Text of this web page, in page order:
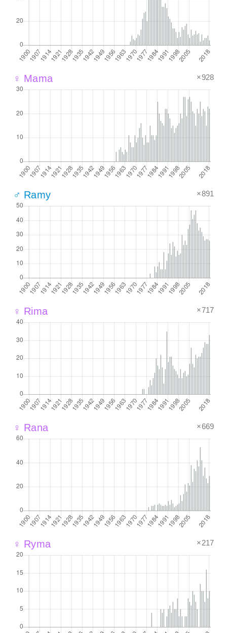
♀ Mama ×928
♂ Ramy ×891
♀ Rima ×717
♀ Rana ×669
♀ Ryma ×217